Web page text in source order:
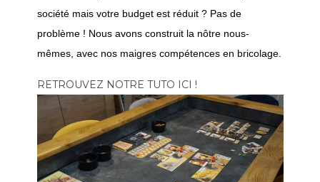
société mais votre budget est réduit ? Pas de
problème ! Nous avons construit la nôtre nous-
mêmes, avec nos maigres compétences en bricolage.
RETROUVEZ NOTRE TUTO ICI !